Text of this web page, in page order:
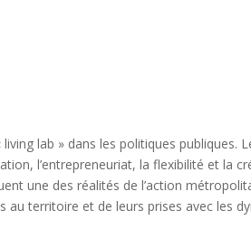
lab » dans les politiques
l’entrepreneuriat, la flexibilité et
une des réalités de l’action
territoire et de leurs prises avec les